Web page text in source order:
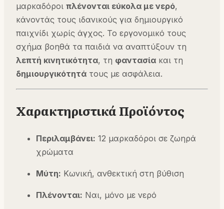
μαρκαδόροι πλένονται εύκολα με νερό,
κάνοντάς τους ιδανικούς για δημιουργικό
παιχνίδι χωρίς άγχος. Το εργονομικό τους
σχήμα βοηθά τα παιδιά να αναπτύξουν τη
λεπτή κινητικότητα, τη φαντασία και τη
δημιουργικότητά τους με ασφάλεια.
Χαρακτηριστικά Προϊόντος
Περιλαμβάνει: 12 μαρκαδόροι σε ζωηρά
χρώματα
Μύτη: Κωνική, ανθεκτική στη βύθιση
Πλένονται: Ναι, μόνο με νερό